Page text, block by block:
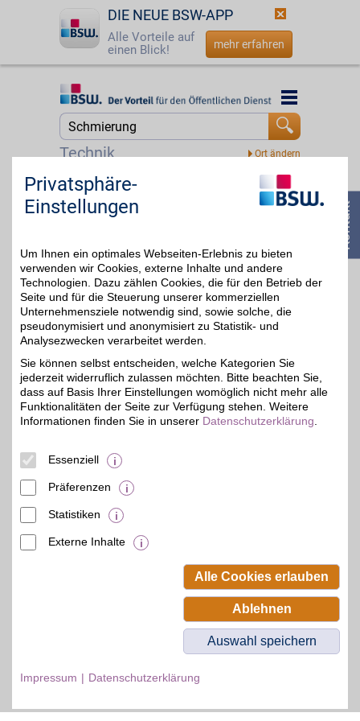
DIE NEUE BSW-APP
Alle Vorteile auf
einen Blick!
mehr erfahren
Startseite
Jetzt BSW-Mitglied werden
☎ 0800 - 279 25 82
Technik
Startseite
baum-bmwshop24.de
Für Ihren BMW, Mini oder
Original-Ersatzteilen
finden Sie alles für
Komfort, Pflege und
Fahrfreude. So ist Ihr
Fahrzeug bestens
ausgestattet und
individuell gestaltet. Mit
BSW-Vorteil wird Ihre
Auswahl noch attraktiver.
Zum Partnerprofil
© BSW Verbraucher-Service
Beamten-Selbsthilfewerk GmbH.
Privatsphäre-
Einstellungen
Um Ihnen ein optimales Webseiten-Erlebnis zu bieten
verwenden wir Cookies, externe Inhalte und andere
Technologien. Dazu zählen Cookies, die für den Betrieb der
Seite und für die Steuerung unserer kommerziellen
Unternehmensziele notwendig sind, sowie solche, die
pseudonymisiert und anonymisiert zu Statistik- und
Analysezwecken verarbeitet werden.
Sie können selbst entscheiden, welche Kategorien Sie
jederzeit widerruflich zulassen möchten. Bitte beachten Sie,
dass auf Basis Ihrer Einstellungen womöglich nicht mehr alle
Funktionalitäten der Seite zur Verfügung stehen. Weitere
Informationen finden Sie in unserer Datenschutzerklärung
Essenziell
Präferenzen
Statistiken
Externe Inhalte
Alle Cookies erlauben
Ablehnen
Auswahl speichern
Impressum Datenschutzerklärung